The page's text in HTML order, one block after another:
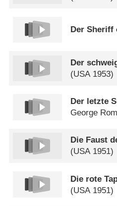
Der Sheriff
Der
(USA1953)
Der letzte
George
Die Faust
(USA1951)
Die rote
(USA 1951)